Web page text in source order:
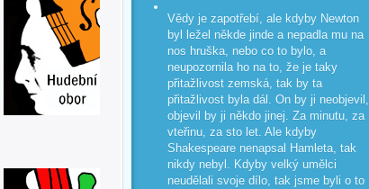
Vědy je zapotřebí, ale kdyby Newton
byl ležel někde jinde a nepadla mu na
nos hruška, nebo co to bylo, a
neupozornila ho na to, že je taky
přitažlivost zemská, tak by ta
přitažlivost byla dál. On by ji neobjevil,
objevil by ji někdo jinej. Za minutu, za
vteřinu, za sto let. Ale kdyby
Shakespeare nenapsal Hamleta, tak
nikdy nebyl. Kdyby velký umělci
neudělali svoje dílo, tak jsme byli o to